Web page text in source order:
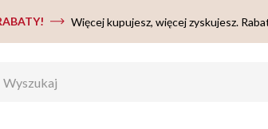
Więcej kupujesz, więcej zyskujesz.